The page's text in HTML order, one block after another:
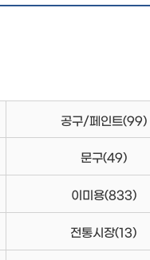
공구/페인트(99)
문구(49)
이미용(833)
전통시장(13)